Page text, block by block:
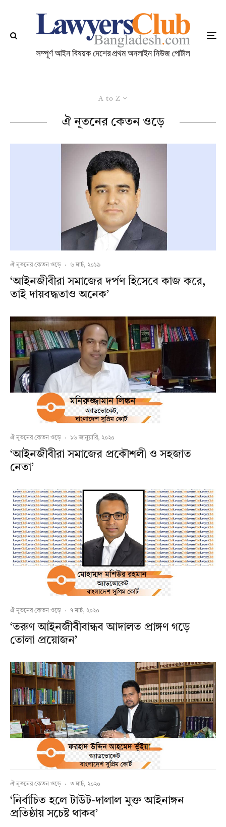
A to Z
ঐ নূতনের কেতন ওড়ে
ঐ নূতনের কেতন ওড়ে · ৬ মার্চ, ২০১৯
‘আইনজীবীরা সমাজের দর্পণ হিসেবে কাজ করে,
তাই দায়বদ্ধতাও অনেক’
ঐ নূতনের কেতন ওড়ে · ১৬ জানুয়ারি, ২০২০
‘আইনজীবীরা সমাজের প্রকৌশলী ও সহজাত
নেতা’
ঐ নূতনের কেতন ওড়ে · ৭ মার্চ, ২০২০
‘তরুণ আইনজীবীবান্ধব আদালত প্রাঙ্গণ গড়ে
তোলা প্রয়োজন’
ঐ নূতনের কেতন ওড়ে · ৩ মার্চ, ২০২০
‘নির্বাচিত হলে টাউট-দালাল মুক্ত আইনাঙ্গন
প্রতিষ্ঠায় সচেষ্ট থাকব’